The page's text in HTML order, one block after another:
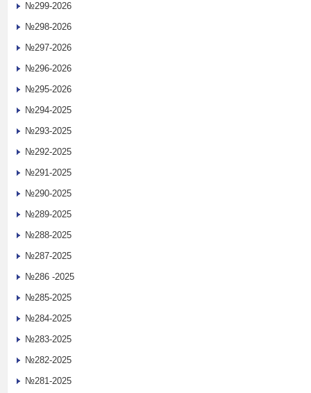
№299-2026
№298-2026
№297-2026
№296-2026
№295-2026
№294-2025
№293-2025
№292-2025
№291-2025
№290-2025
№289-2025
№288-2025
№287-2025
№286 -2025
№285-2025
№284-2025
№283-2025
№282-2025
№281-2025